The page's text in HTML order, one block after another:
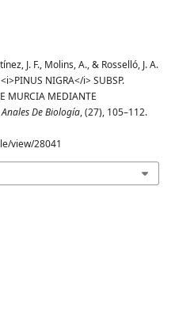
J. F., Molins, A., & Rosselló, J. A.
NIGRA</i> SUBSP.
MURCIA MEDIANTE
Anales De Biología, (27), 105–112.
view/28041